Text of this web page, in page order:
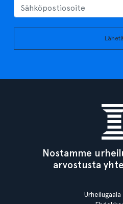
Lähetä
Nostamme
arvostusta